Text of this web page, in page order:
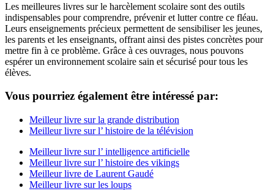
Les meilleures livres sur le harcèlement scolaire sont des outils
indispensables pour comprendre, prévenir et lutter contre ce fléau.
Leurs enseignements précieux permettent de sensibiliser les jeunes,
les parents et les enseignants, offrant ainsi des pistes concrètes pour
mettre fin à ce problème. Grâce à ces ouvrages, nous pouvons
espérer un environnement scolaire sain et sécurisé pour tous les
élèves.
Vous pourriez également être intéressé par:
Meilleur livre sur la grande distribution
Meilleur livre sur l’ histoire de la télévision
Meilleur livre sur l’ intelligence artificielle
Meilleur livre sur l’ histoire des vikings
Meilleur livre de Laurent Gaudé
Meilleur livre sur les loups